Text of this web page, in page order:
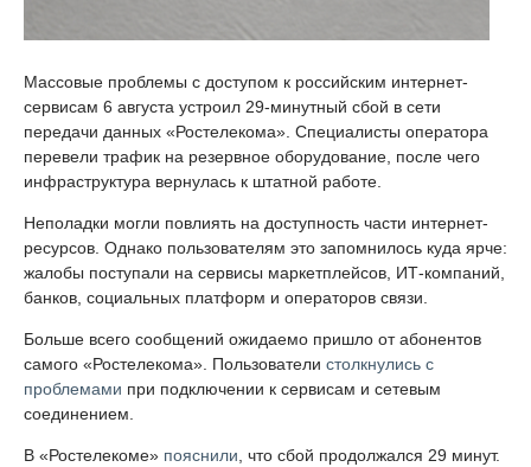
Массовые проблемы с доступом к российским интернет-
сервисам 6 августа устроил 29-минутный сбой в сети
передачи данных «Ростелекома». Специалисты оператора
перевели трафик на резервное оборудование, после чего
инфраструктура вернулась к штатной работе.
Неполадки могли повлиять на доступность части интернет-
ресурсов. Однако пользователям это запомнилось куда ярче:
жалобы поступали на сервисы маркетплейсов, ИТ-компаний,
банков, социальных платформ и операторов связи.
Больше всего сообщений ожидаемо пришло от абонентов
самого «Ростелекома». Пользователи столкнулись с
проблемами при подключении к сервисам и сетевым
соединением.
В «Ростелекоме» пояснили , что сбой продолжался 29 минут.